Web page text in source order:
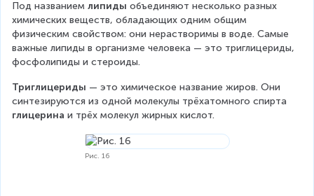
Под названием липиды объединяют несколько разных
химических веществ, обладающих одним общим
физическим свойством: они нерастворимы в воде. Самые
важные липиды в организме человека — это триглицериды,
фосфолипиды и стероиды.
Триглицериды — это химическое название жиров. Они
синтезируются из одной молекулы трёхатомного спирта
глицерина и трёх молекул жирных кислот.
Рис. 16